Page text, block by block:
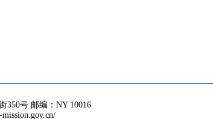
350号 邮编：NY 10016